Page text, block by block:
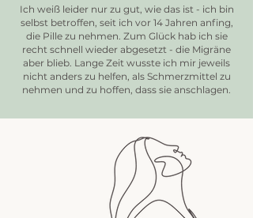
Ich weiß leider nur zu gut, wie das ist - ich bin
selbst betroffen, seit ich vor 14 Jahren anfing,
die Pille zu nehmen. Zum Glück hab ich sie
recht schnell wieder abgesetzt - die Migräne
aber blieb. Lange Zeit wusste ich mir jeweils
nicht anders zu helfen, als Schmerzmittel zu
nehmen und zu hoffen, dass sie anschlagen.